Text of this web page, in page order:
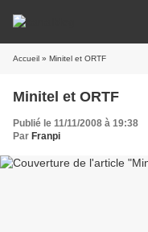
Accueil » Minitel et ORTF
Minitel et ORTF
Publié le 11/11/2008 à 19:38
Par Franpi